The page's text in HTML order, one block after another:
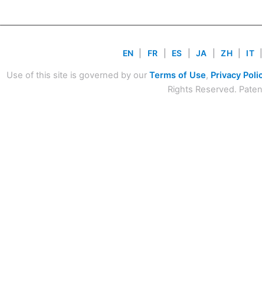
EN FR ES JA ZH IT
Use of this site is governed by our Terms of Use, Privacy
Rights Reserved.